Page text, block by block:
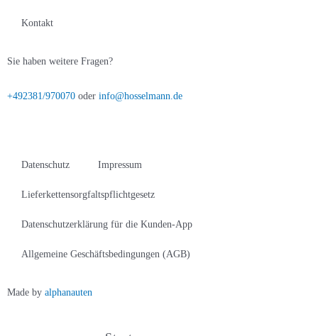
Kontakt
Sie haben weitere Fragen?
+492381/970070 oder info@hosselmann.de
Datenschutz Impressum
Lieferkettensorgfaltspflichtgesetz
Datenschutzerklärung für die Kunden-App
Allgemeine Geschäftsbedingungen (AGB)
Made by alphanauten